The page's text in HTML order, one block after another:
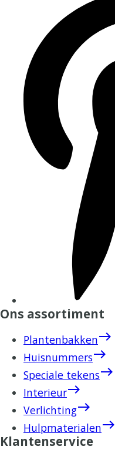
Ons assortiment
Plantenbakkeneast
Huisnummerseast
Speciale tekenseast
Interieureast
Verlichtingeast
Hulpmaterialeneast
Klantenservice